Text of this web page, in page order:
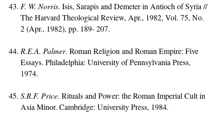
F. W. Norris. Isis, Sarapis and Demeter in Antioch of Syria //
The Harvard Theological Review, Apr., 1982, Vol. 75, No.
2 (Apr., 1982), pp. 189- 207.
R.E.A. Palmer. Roman Religion and Roman Empire: Five
Essays. Philadelphia: University of Pennsylvania Press,
1974.
S.R.F. Price. Rituals and Power: the Roman Imperial Cult in
Asia Minor. Cambridge: University Press, 1984.